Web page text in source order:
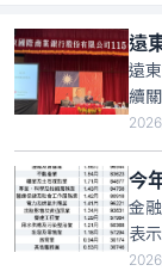
遠
續
言
去
公
會
在
今
金
表
年